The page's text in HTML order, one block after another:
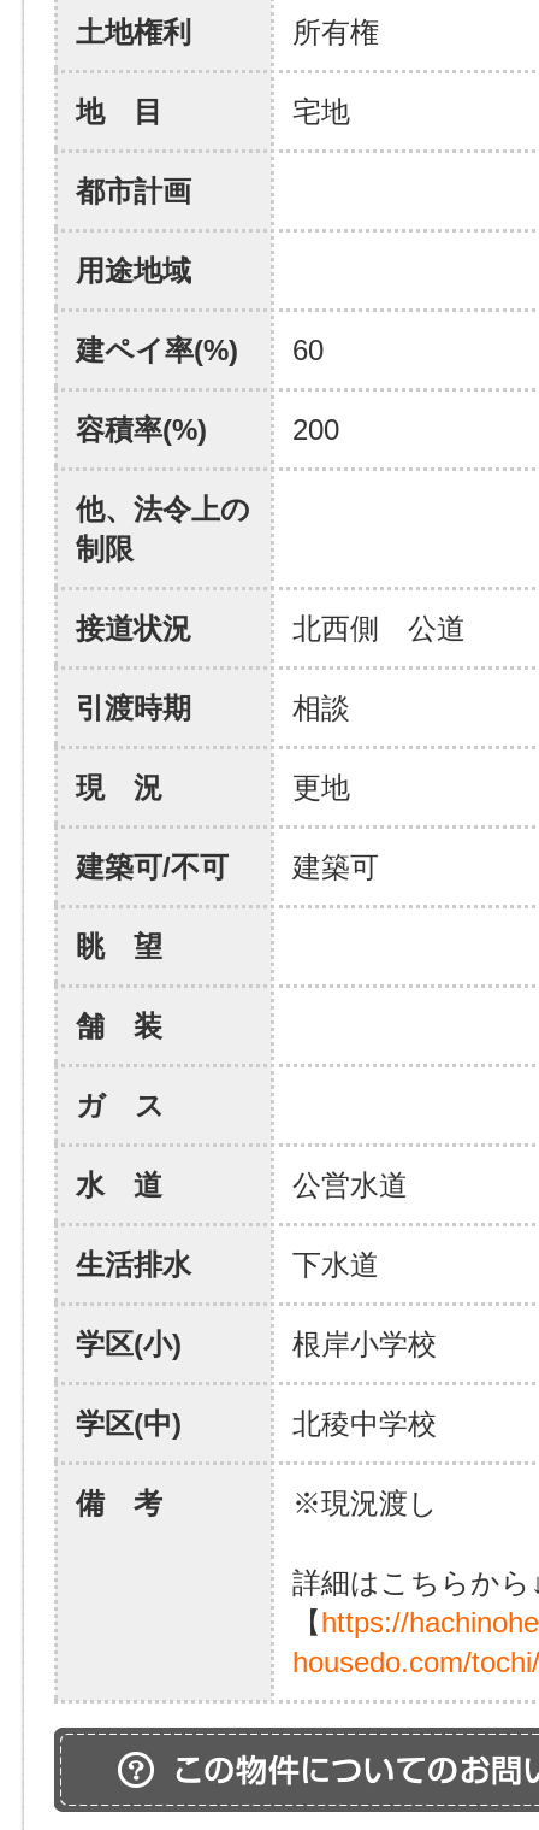
土地権利 所有権
地 目 宅地
都市計画
用途地域
建ペイ率(%) 60
容積率(%) 200
他、法令上の
制限
接道状況 北西側 公道
引渡時期 相談
現 況 更地
建築可/不可 建築可
眺 望
舗 装
ガ ス
水 道 公営水道
生活排水 下水道
学区(小) 根岸小学校
学区(中) 北稜中学校
備 考 ※現況渡し
詳細はこちらから
【https://
housedo.com/